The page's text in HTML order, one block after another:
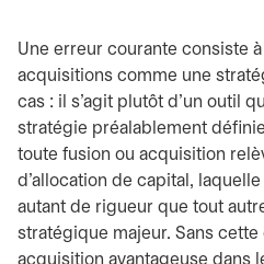
Une erreur courante consiste
acquisitions comme une
cas : il s’agit plutôt d’un outil
stratégie préalablement
toute fusion ou acquisition
d’allocation de capital,
autant de rigueur que tout
stratégique majeur. Sans cette
acquisition avantageuse dans